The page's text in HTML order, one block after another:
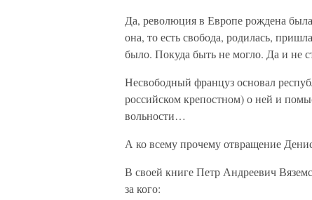
Да, революция в Европе рождена
она, то есть свобода, родилась,
было. Покуда быть не могло. Да и не
Несвободный француз основал
российском крепостном) о ней и
вольности…
А ко всему прочему отвращение
В своей книге Петр Андреевич
за кого: